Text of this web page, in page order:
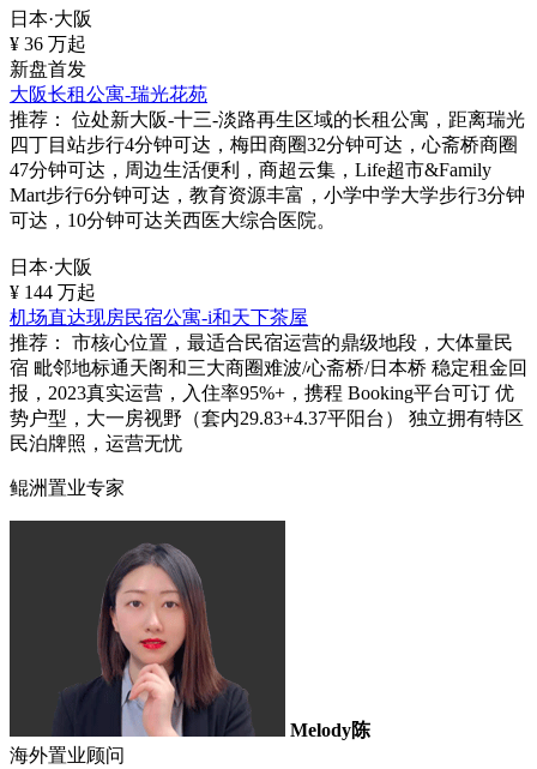
日本·大阪
¥ 36 万起
新盘首发
大阪长租公寓-瑞光花苑
推荐：
位处新大阪-十三-淡路再生区域的长租公寓，距离瑞光
四丁目站步行4分钟可达，梅田商圈32分钟可达，心斋桥商圈
47分钟可达，周边生活便利，商超云集，Life超市&Family
Mart步行6分钟可达，教育资源丰富，小学中学大学步行3分钟
可达，10分钟可达关西医大综合医院。
日本·大阪
¥ 144 万起
机场直达现房民宿公寓-i和天下茶屋
推荐：
市核心位置，最适合民宿运营的鼎级地段，大体量民
宿 毗邻地标通天阁和三大商圈难波/心斋桥/日本桥 稳定租金回
报，2023真实运营，入住率95%+，携程 Booking平台可订 优
势户型，大一房视野（套内29.83+4.37平阳台） 独立拥有特区
民泊牌照，运营无忧
鲲洲置业专家
Melody陈
海外置业顾问